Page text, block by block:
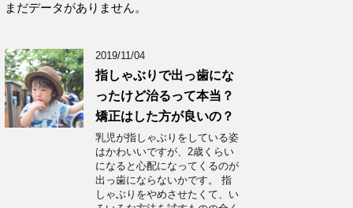
まだデータがありません。
2019/11/04
指しゃぶりで出っ歯にな
ったけど治るって本当？
矯正はした方が良いの？
乳児が指しゃぶりをしている姿
はかわいいですが、2歳くらい
になると心配になってくるのが
出っ歯にならないかです。 指
しゃぶりをやめさせたくて、い